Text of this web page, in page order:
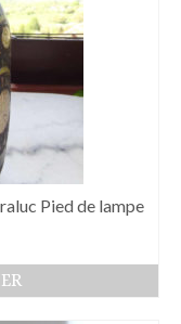
Pied de lampe